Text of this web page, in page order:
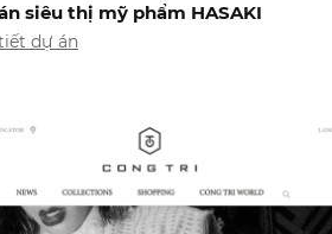
siêu thị mỹ phẩm HASAKI
dự án